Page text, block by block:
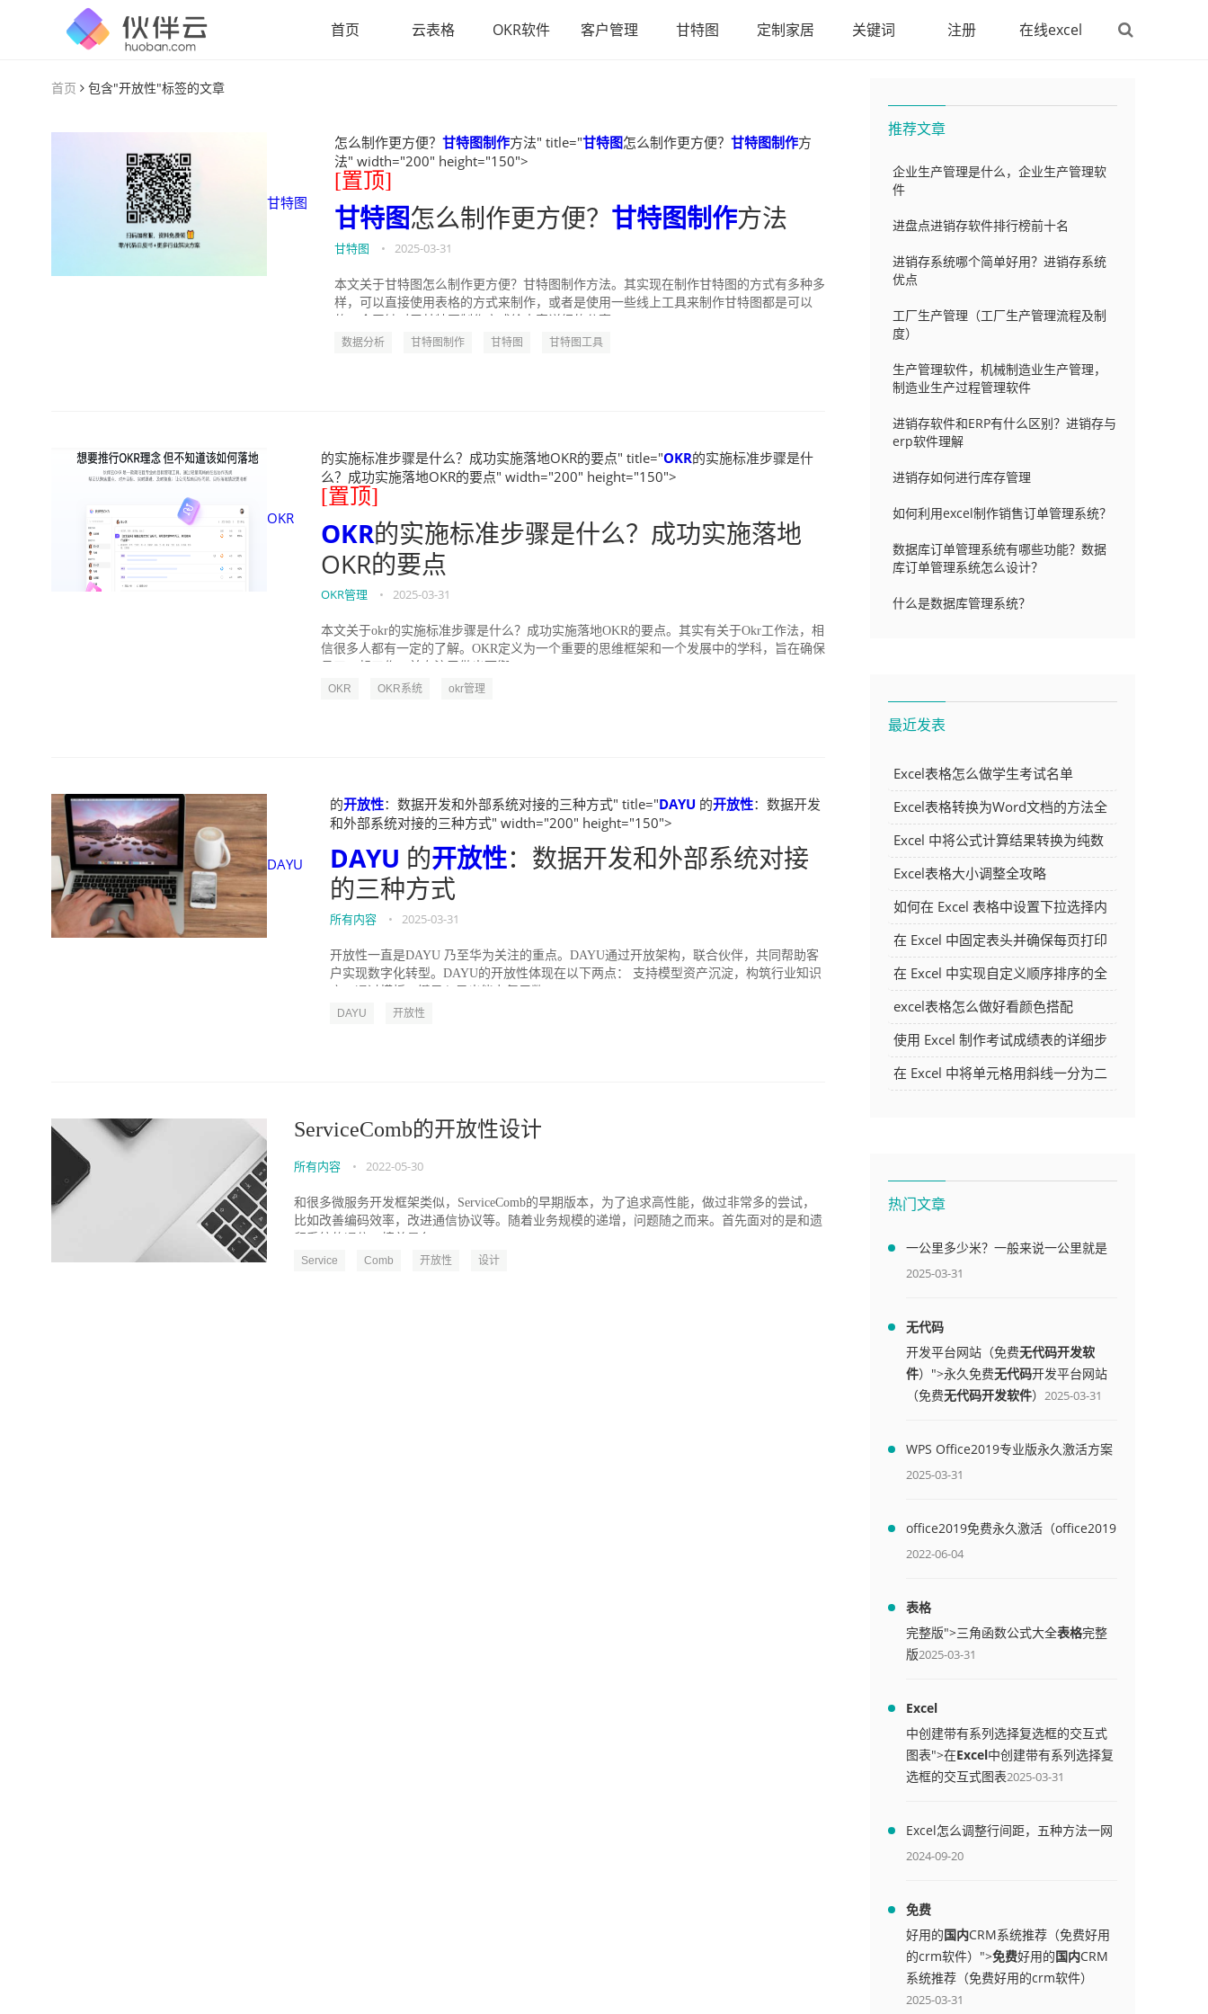
首页 云表格 OKR软件 客户管理 甘特图 定制家居 关键词 注册 在线excel
首页 包含"开放性"标签的文章
甘特图
怎么制作更方便？ 甘特图制作方法" title="甘特图怎么制作更方便？ 甘特图制作方
法" width="200" height="150">
[置顶]
甘特图怎么制作更方便？ 甘特图制作方法
甘特图 • 2025-03-31
本文关于甘特图怎么制作更方便？甘特图制作方法。其实现在制作甘特图的方式有多种多
样，可以直接使用表格的方式来制作，或者是使用一些线上工具来制作甘特图都是可以
数据分析 甘特图制作 甘特图 甘特图工具
OKR
的实施标准步骤是什么？成功实施落地OKR的要点" title="OKR的实施标准步骤是什
么？成功实施落地OKR的要点" width="200" height="150">
[置顶]
OKR的实施标准步骤是什么？成功实施落地
OKR的要点
OKR管理 • 2025-03-31
本文关于okr的实施标准步骤是什么？成功实施落地OKR的要点。其实有关于Okr工作法，相
信很多人都有一定的了解。OKR定义为一个重要的思维框架和一个发展中的学科，旨在确保
OKR OKR系统 okr管理
DAYU
的开放性：数据开发和外部系统对接的三种方式" title="DAYU 的开放性：数据开发
和外部系统对接的三种方式" width="200" height="150">
DAYU 的开放性：数据开发和外部系统对接
的三种方式
所有内容 • 2025-03-31
开放性一直是DAYU 乃至华为关注的重点。DAYU通过开放架构，联合伙伴，共同帮助客
户实现数字化转型。DAYU的开放性体现在以下两点： 支持模型资产沉淀，构筑行业知识
DAYU 开放性
ServiceComb的开放性设计
所有内容 • 2022-05-30
和很多微服务开发框架类似，ServiceComb的早期版本，为了追求高性能，做过非常多的尝试，
比如改善编码效率，改进通信协议等。随着业务规模的递增，问题随之而来。首先面对的是和遗
Service Comb 开放性 设计
推荐文章
企业生产管理是什么，企业生产管理软
件
进盘点进销存软件排行榜前十名
进销存系统哪个简单好用？进销存系统
优点
工厂生产管理（工厂生产管理流程及制
度）
生产管理软件，机械制造业生产管理，
制造业生产过程管理软件
进销存软件和ERP有什么区别？进销存与
erp软件理解
进销存如何进行库存管理
如何利用excel制作销售订单管理系统？
数据库订单管理系统有哪些功能？数据
库订单管理系统怎么设计？
什么是数据库管理系统？
最近发表
Excel表格怎么做学生考试名单
Excel表格转换为Word文档的方法全
解析
Excel 中将公式计算结果转换为纯数
字的多种方法
Excel表格大小调整全攻略
如何在 Excel 表格中设置下拉选择内
容
在 Excel 中固定表头并确保每页打印
时都显示表头的方法详解
在 Excel 中实现自定义顺序排序的全
面指南
excel表格怎么做好看颜色搭配
使用 Excel 制作考试成绩表的详细步
骤及技巧
在 Excel 中将单元格用斜线一分为二
热门文章
一公里多少米？一般来说一公里就是
1000米
2025-03-31
无代码
开发平台网站（免费无代码开发软
件）">永久免费无代码开发平台网站
（免费无代码开发软件） 2025-03-31
WPS Office2019专业版永久激活方案
(附终身授权序列号)
2025-03-31
office2019免费永久激活（office2019
免费永久激活码）
2022-06-04
表格
完整版">三角函数公式大全表格完整
版2025-03-31
Excel
中创建带有系列选择复选框的交互式
图表">在Excel中创建带有系列选择复
选框的交互式图表2025-03-31
Excel怎么调整行间距，五种方法一网
打尽
2024-09-20
免费
好用的国内CRM系统推荐（免费好用
的crm软件）">免费好用的国内CRM
系统推荐（免费好用的crm软件）
2025-03-31